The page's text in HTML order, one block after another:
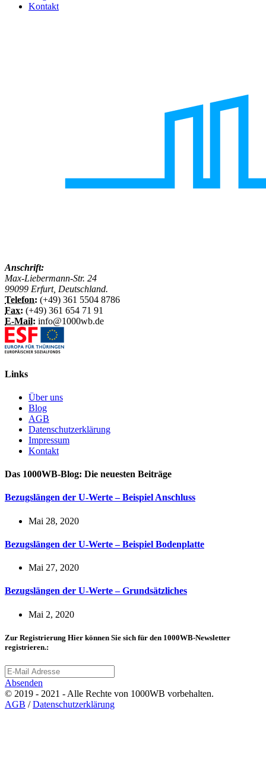
Kontakt
Anschrift:
Max-Liebermann-Str. 24
99099 Erfurt, Deutschland.
Telefon: (+49) 361 5504 8786
Fax: (+49) 361 654 71 91
E-Mail: info@1000wb.de
Links
Über uns
Blog
AGB
Datenschutzerklärung
Impressum
Kontakt
Das 1000WB-Blog: Die neuesten Beiträge
Bezugslängen der U-Werte – Beispiel Anschluss
Mai 28, 2020
Bezugslängen der U-Werte – Beispiel Bodenplatte
Mai 27, 2020
Bezugslängen der U-Werte – Grundsätzliches
Mai 2, 2020
Zur Registrierung Hier können Sie sich für den 1000WB-Newsletter
registrieren.:
Absenden
© 2019 - 2021 - Alle Rechte von 1000WB vorbehalten.
AGB /Datenschutzerklärung